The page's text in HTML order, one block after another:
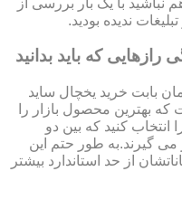
با یک بار بررسی از
ندیده بودید.
که باید بدانید
بابت خرید یخچال ساید
که بهترین محصول بازار را
انتخاب کنید که بین دو
قرار می گیرند.به طور حتم این
از حد استاندارد بیشتر